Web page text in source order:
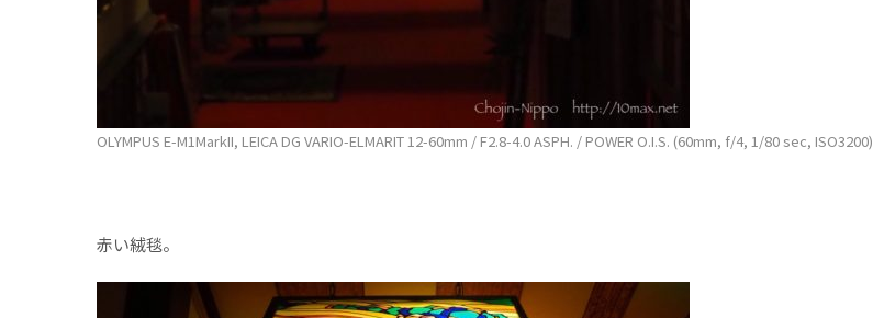
OLYMPUS E-M1MarkII, LEICA DG VARIO-ELMARIT 12-60mm / F2.8-4.0 ASPH. / POWER O.I.S. (60mm, f/4, 1/80 sec, ISO3200)
赤い絨毯。